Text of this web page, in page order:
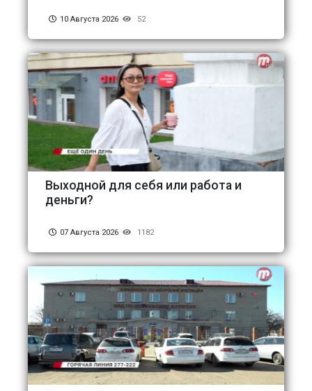
10 Августа 2026 52
Выходной для себя или работа и
деньги?
07 Августа 2026 1182